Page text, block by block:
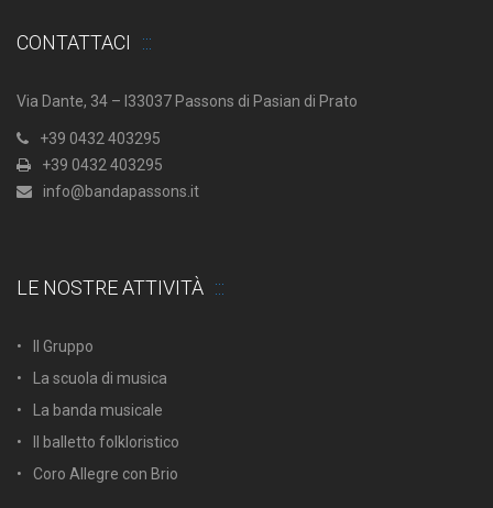
CONTATTACI
Via Dante, 34 – I33037 Passons di Pasian di Prato
+39 0432 403295
+39 0432 403295
info@bandapassons.it
LE NOSTRE ATTIVITÀ
Il Gruppo
La scuola di musica
La banda musicale
Il balletto folkloristico
Coro Allegre con Brio